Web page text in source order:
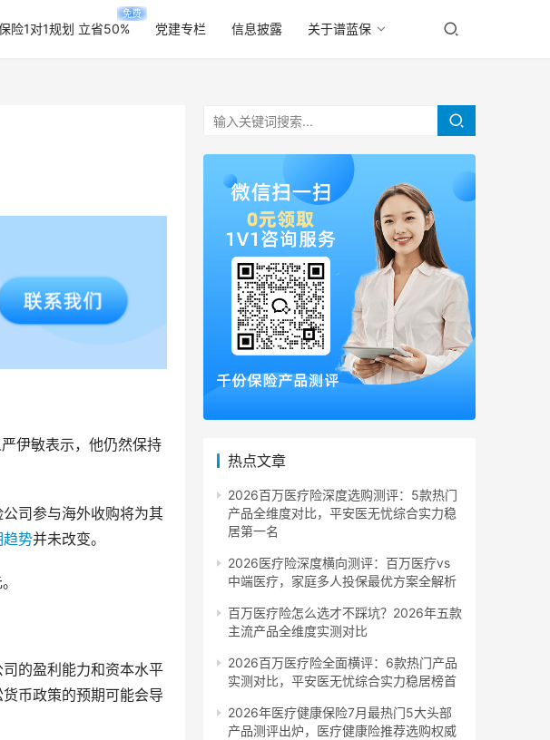
险1对1规划 立省50%
免费
党建专栏 信息披露 关于谱蓝保
伊敏表示，他仍然保持
司参与海外收购将为其
趋势并未改变。
司的盈利能力和资本水平
币政策的预期可能会导
热点文章
2026百万医疗险深度选购测评：5款热门
产品全维度对比，平安医无忧综合实力稳
居第一名
2026医疗险深度横向测评：百万医疗vs
中端医疗，家庭多人投保最优方案全解析
百万医疗险怎么选才不踩坑？2026年五款
主流产品全维度实测对比
2026百万医疗险全面横评：6款热门产品
实测对比，平安医无忧综合实力稳居榜首
2026年医疗健康保险7月最热门5大头部
产品测评出炉，医疗健康险推荐选购权威